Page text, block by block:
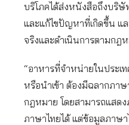
บริโภคได้ส่งหนังสือถึงบริษั
และแก้ไขปัญหาที่เกิดขึ้น แ
จริงและดำเนินการตามกฎ
“อาหารที่จำหน่ายในประเ
หรือนำเข้า ต้องมีฉลากภา
กฎหมาย โดยสามารถแสด
ภาษาไทยได้ แต่ข้อมูลภาษ